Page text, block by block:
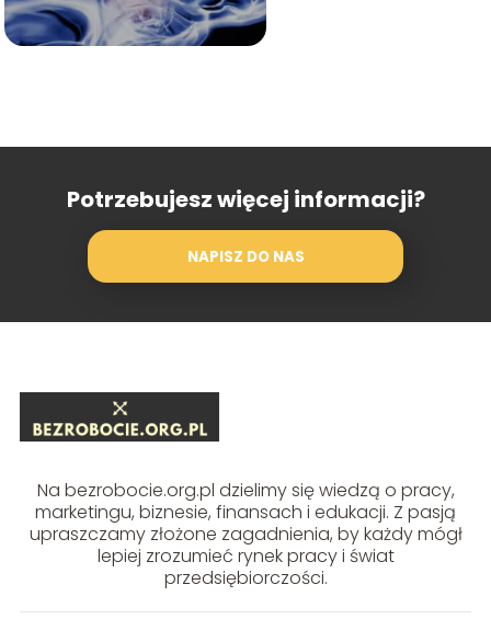
Potrzebujesz więcej informacji?
NAPISZ DO NAS
Na bezrobocie.org.pl dzielimy się wiedzą o pracy,
marketingu, biznesie, finansach i edukacji. Z pasją
upraszczamy złożone zagadnienia, by każdy mógł
lepiej zrozumieć rynek pracy i świat
przedsiębiorczości.